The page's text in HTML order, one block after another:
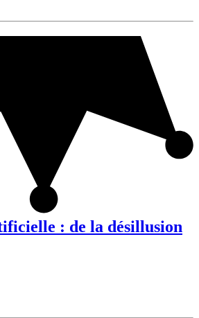
: de la désillusion